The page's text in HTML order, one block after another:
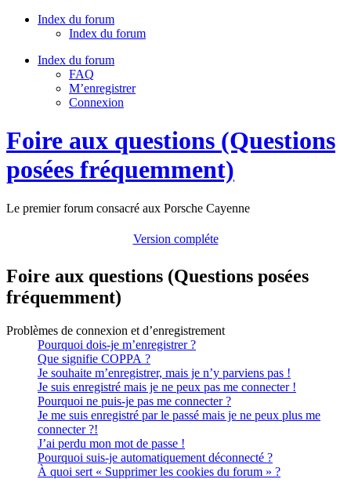
Index du forum
Index du forum
Index du forum
FAQ
M’enregistrer
Connexion
Foire aux questions (Questions
posées fréquemment)
Le premier forum consacré aux Porsche Cayenne
Version compléte
Foire aux questions (Questions posées
fréquemment)
Problèmes de connexion et d’enregistrement
Pourquoi dois-je m’enregistrer ?
Que signifie COPPA ?
Je souhaite m’enregistrer, mais je n’y parviens pas !
Je suis enregistré mais je ne peux pas me connecter !
Pourquoi ne puis-je pas me connecter ?
Je me suis enregistré par le passé mais je ne peux plus me
connecter ?!
J’ai perdu mon mot de passe !
Pourquoi suis-je automatiquement déconnecté ?
À quoi sert « Supprimer les cookies du forum » ?